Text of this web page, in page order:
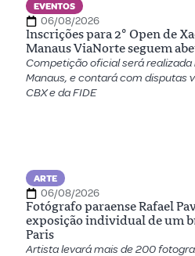
EVENTOS
06/08/2026
Inscrições para 2º Open de
Manaus ViaNorte seguem
Competição oficial será realizada
Manaus, e contará com disputas
CBX e da FIDE
ARTE
06/08/2026
Fotógrafo paraense Rafael
exposição individual de um
Paris
Artista levará mais de 200